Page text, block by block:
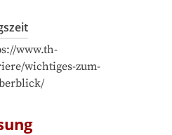
www.th-
wichtiges-zum-